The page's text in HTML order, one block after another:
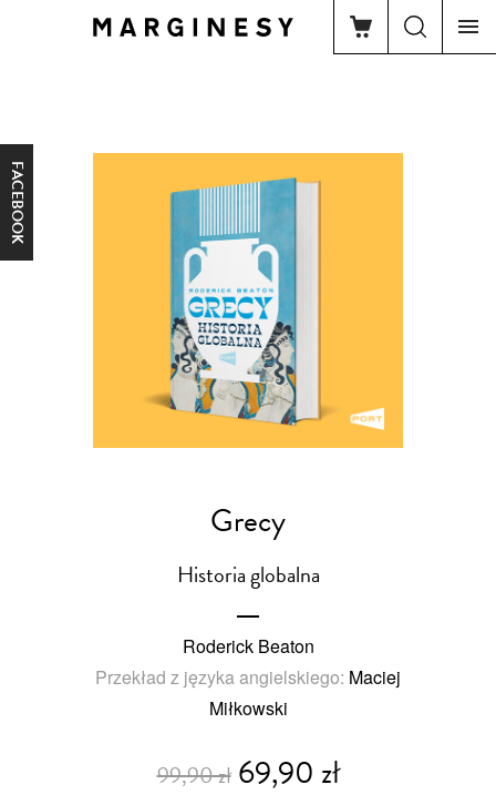
FACEBOOK
Grecy
Historia globalna
Roderick Beaton
Przekład z języka angielskiego: Maciej
Miłkowski
99,90 zł69,90 zł